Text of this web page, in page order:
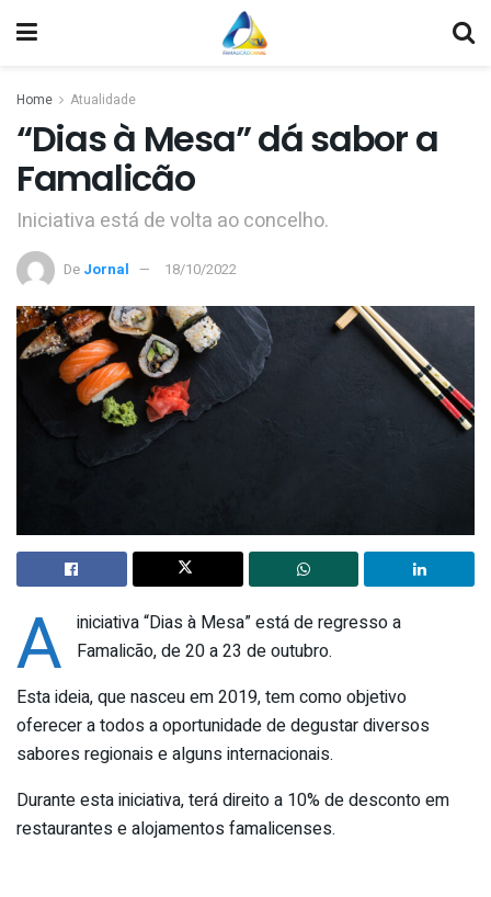
Home Atualidade
“Dias à Mesa” dá sabor a
Famalicão
Iniciativa está de volta ao concelho.
De Jornal 18/10/2022
A iniciativa “Dias à Mesa” está de regresso a
Famalicão, de 20 a 23 de outubro.
Esta ideia, que nasceu em 2019, tem como objetivo
oferecer a todos a oportunidade de degustar diversos
sabores regionais e alguns internacionais.
Durante esta iniciativa, terá direito a 10% de desconto em
restaurantes e alojamentos famalicenses.